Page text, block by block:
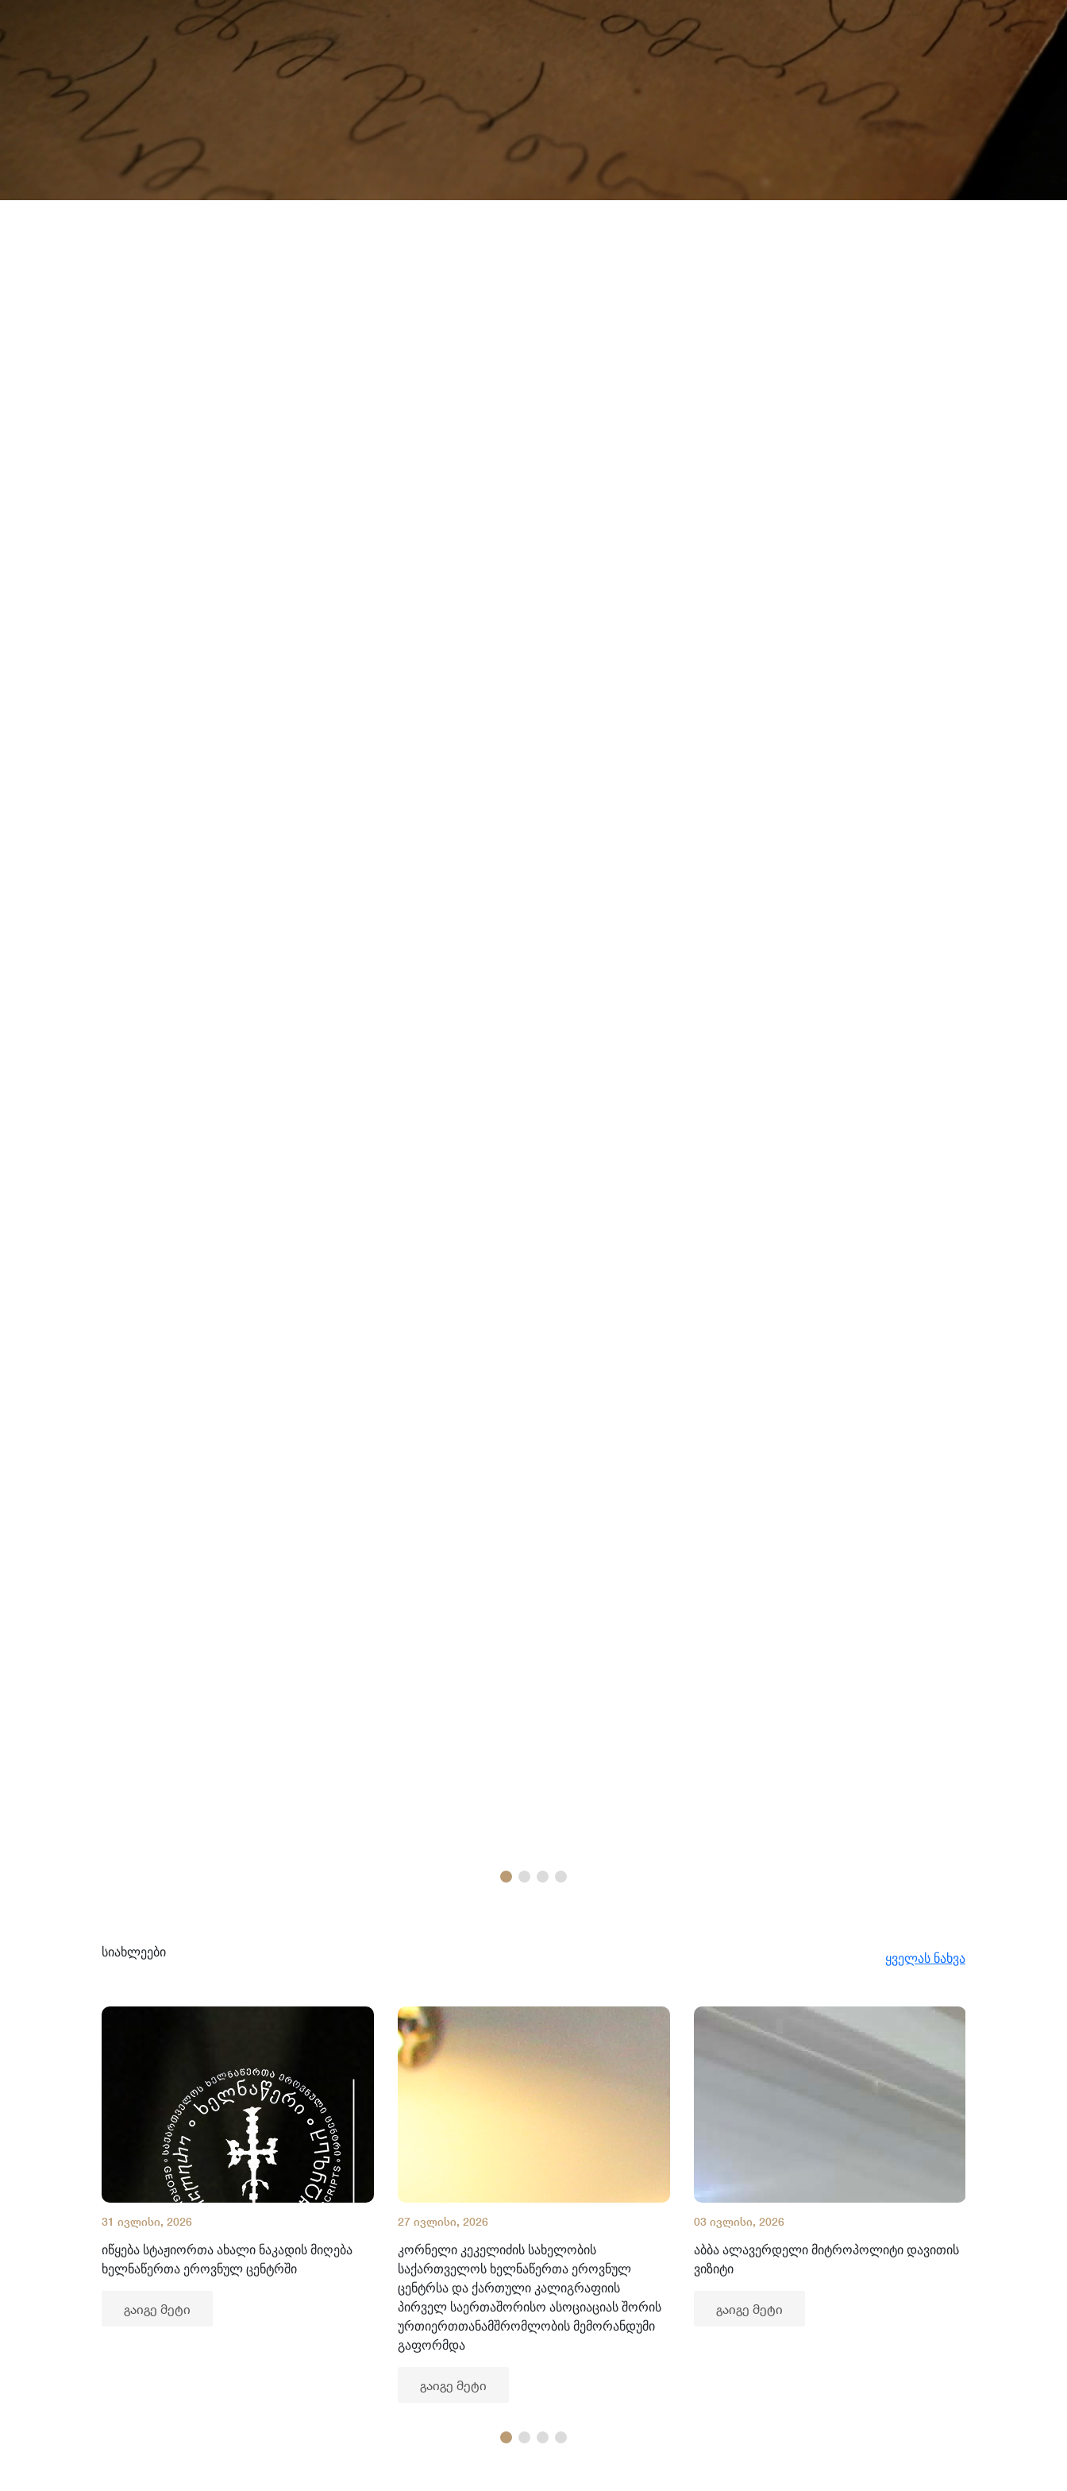
სიახლეები ყველას ნახვა
31 ივლისი, 2026
იწყება სტაჟიორთა ახალი ნაკადის მიღება
ხელნაწერთა ეროვნულ ცენტრში
გაიგე მეტი
27 ივლისი, 2026
კორნელი კეკელიძის სახელობის
საქართველოს ხელნაწერთა ეროვნულ
ცენტრსა და ქართული კალიგრაფიის
პირველ საერთაშორისო ასოციაციას შორის
ურთიერთთანამშრომლობის მემორანდუმი
გაფორმდა
გაიგე მეტი
03 ივლისი, 2026
აბბა ალავერდელი მიტროპოლიტი დავითის
ვიზიტი
გაიგე მეტი